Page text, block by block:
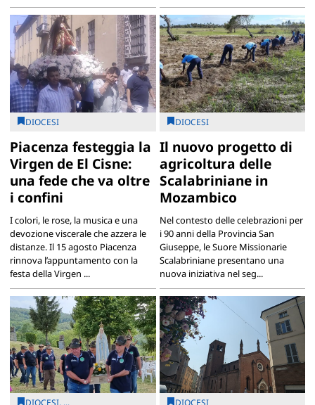
DIOCESI
Piacenza festeggia la
Virgen de El Cisne:
una fede che va oltre
i confini
I colori, le rose, la musica e una
devozione viscerale che azzera le
distanze. Il 15 agosto Piacenza
rinnova l’appuntamento con la
festa della Virgen ...
DIOCESI
Il nuovo progetto di
agricoltura delle
Scalabriniane in
Mozambico
Nel contesto delle celebrazioni per
i 90 anni della Provincia San
Giuseppe, le Suore Missionarie
Scalabriniane presentano una
nuova iniziativa nel seg...